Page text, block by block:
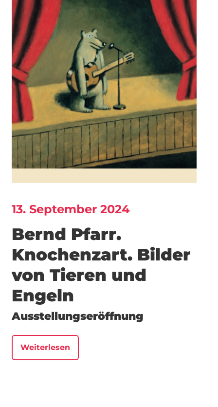
13. September 2024
Bernd Pfarr.
Knochenzart. Bilder
von Tieren und
Engeln
Ausstellungseröffnung
Weiterlesen